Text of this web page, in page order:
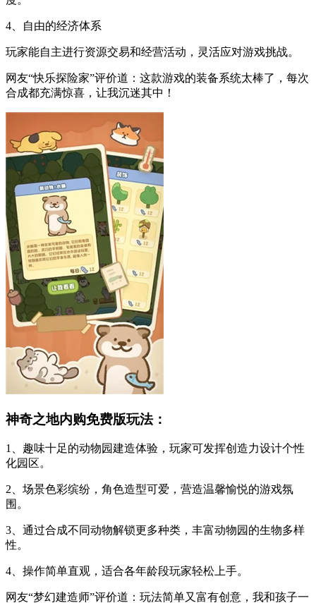
4、自由的经济体系
玩家能自主进行资源交易和经营活动，灵活应对游戏挑战。
网友“快乐探险家”评价道：这款游戏的装备系统太棒了，每次
合成都充满惊喜，让我沉迷其中！
神奇之地内购免费版玩法：
1、趣味十足的动物园建造体验，玩家可发挥创造力设计个性
化园区。
2、场景色彩缤纷，角色造型可爱，营造温馨愉悦的游戏氛
围。
3、通过合成不同动物解锁更多种类，丰富动物园的生物多样
性。
4、操作简单直观，适合各年龄段玩家轻松上手。
网友“梦幻建造师”评价道：玩法简单又富有创意，我和孩子一